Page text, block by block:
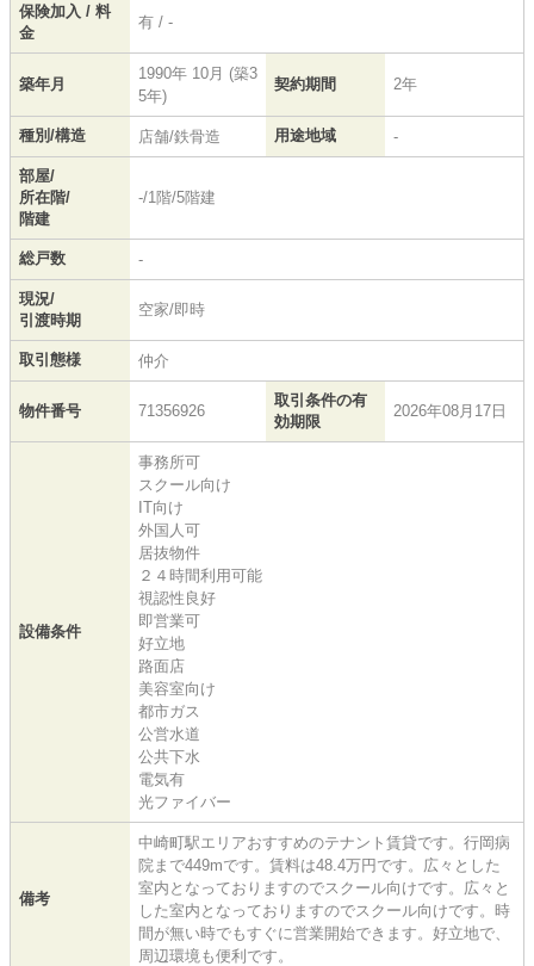
保険加入 / 料
金
有 / -
築年月
1990年 10月 (築3
5年)
契約期間 2年
種別/構造 店舗/鉄骨造 用途地域 -
部屋/
所在階/
階建
-/1階/5階建
総戸数 -
現況/
引渡時期
空家/即時
取引態様 仲介
物件番号 71356926
取引条件の有
効期限
2026年08月17日
設備条件
事務所可
スクール向け
IT向け
外国人可
居抜物件
２４時間利用可能
視認性良好
即営業可
好立地
路面店
美容室向け
都市ガス
公営水道
公共下水
電気有
光ファイバー
備考
中崎町駅エリアおすすめのテナント賃貸です。行岡病
院まで449mです。賃料は48.4万円です。広々とした
室内となっておりますのでスクール向けです。広々と
した室内となっておりますのでスクール向けです。時
間が無い時でもすぐに営業開始できます。好立地で、
周辺環境も便利です。